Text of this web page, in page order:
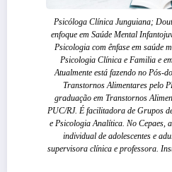
Psicóloga Clínica Junguiana;
enfoque em Saúde Mental
Psicologia com ênfase em saúde
Psicologia Clínica e Familia e
Atualmente está fazendo no Pós-
Transtornos Alimentares pelo
graduação em Transtornos
PUC/RJ. É facilitadora de Grupos
e Psicologia Analítica. No Cepaes,
individual de adolescentes e
supervisora clínica e professora.